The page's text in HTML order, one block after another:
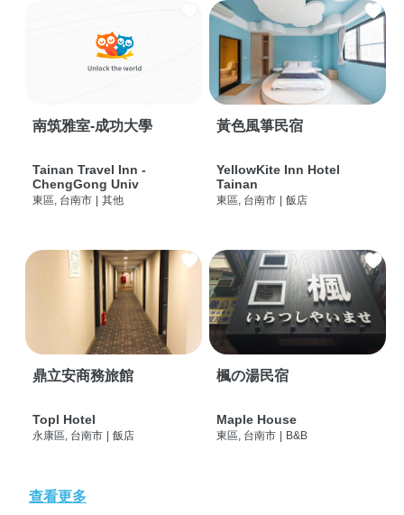
南筑雅室-成功大學
Tainan Travel Inn -
ChengGong Univ
東區, 台南市 | 其他
黃色風箏民宿
YellowKite Inn Hotel
Tainan
東區, 台南市 | 飯店
鼎立安商務旅館
Topl Hotel
永康區, 台南市 | 飯店
楓の湯民宿
Maple House
東區, 台南市 | B&B
查看更多